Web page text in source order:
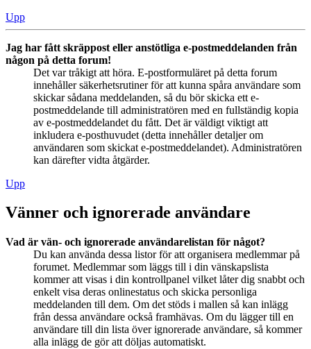
Upp
Jag har fått skräppost eller anstötliga e-postmeddelanden från
någon på detta forum!
Det var tråkigt att höra. E-postformuläret på detta forum
innehåller säkerhetsrutiner för att kunna spåra användare som
skickar sådana meddelanden, så du bör skicka ett e-
postmeddelande till administratören med en fullständig kopia
av e-postmeddelandet du fått. Det är väldigt viktigt att
inkludera e-posthuvudet (detta innehåller detaljer om
användaren som skickat e-postmeddelandet). Administratören
kan därefter vidta åtgärder.
Upp
Vänner och ignorerade användare
Vad är vän- och ignorerade användarelistan för något?
Du kan använda dessa listor för att organisera medlemmar på
forumet. Medlemmar som läggs till i din vänskapslista
kommer att visas i din kontrollpanel vilket låter dig snabbt och
enkelt visa deras onlinestatus och skicka personliga
meddelanden till dem. Om det stöds i mallen så kan inlägg
från dessa användare också framhävas. Om du lägger till en
användare till din lista över ignorerade användare, så kommer
alla inlägg de gör att döljas automatiskt.